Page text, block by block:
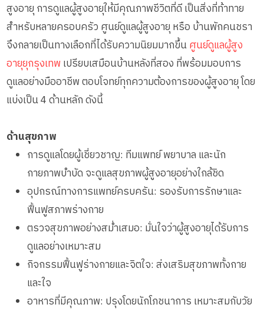
สูงอายุ การดูแลผู้สูงอายุให้มีคุณภาพชีวิตที่ดี เป็นสิ่งที่ท้าทาย
สำหรับหลายครอบครัว ศูนย์ดูแลผู้สูงอายุ หรือ บ้านพักคนชรา
จึงกลายเป็นทางเลือกที่ได้รับความนิยมมากขึ้นศูนย์ดูแลผู้สูง
อายุยุกรุงเทพเปรียบเสมือนบ้านหลังที่สอง ที่พร้อมมอบการ
ดูแลอย่างมืออาชีพ ตอบโจทย์ทุกความต้องการของผู้สูงอายุ โดย
แบ่งเป็น 4 ด้านหลัก ดังนี้
ด้านสุขภาพ
การดูแลโดยผู้เชี่ยวชาญ: ทีมแพทย์ พยาบาล และนัก
กายภาพบำบัด จะดูแลสุขภาพผู้สูงอายุอย่างใกล้ชิด
อุปกรณ์ทางการแพทย์ครบครัน: รองรับการรักษาและ
ฟื้นฟูสภาพร่างกาย
ตรวจสุขภาพอย่างสม่ำเสมอ: มั่นใจว่าผู้สูงอายุได้รับการ
ดูแลอย่างเหมาะสม
กิจกรรมฟื้นฟูร่างกายและจิตใจ: ส่งเสริมสุขภาพทั้งกาย
และใจ
อาหารที่มีคุณภาพ: ปรุงโดยนักโภชนาการ เหมาะสมกับวัย